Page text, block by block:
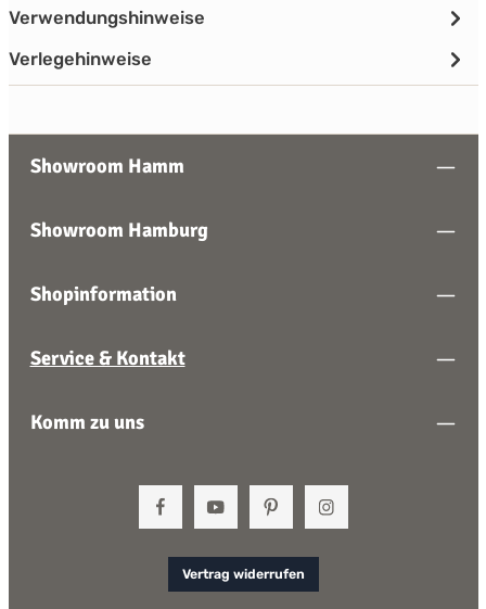
Verwendungshinweise
Verlegehinweise
Showroom Hamm
Showroom Hamburg
Shopinformation
Service & Kontakt
Komm zu uns
Vertrag widerrufen